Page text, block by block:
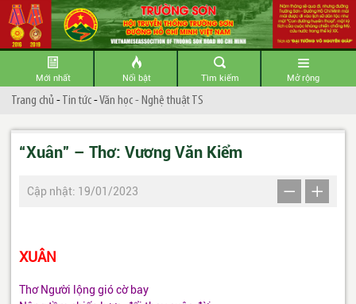
Mới nhất Nổi bật Tìm kiếm Mở rộng
Trang chủ -Tin tức-Văn học - Nghệ thuật TS
“Xuân” – Thơ: Vương Văn Kiểm
Cập nhật: 19/01/2023
XUÂN
Thơ Người lộng gió cờ bay